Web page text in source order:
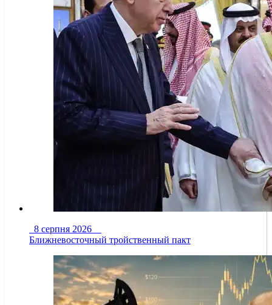
8 серпня 2026
Ближневосточный тройственный пакт